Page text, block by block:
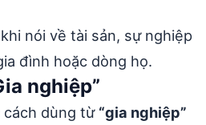
khi nói về tài sản, sự nghiệp
đình hoặc dòng họ.
nghiệp”
cách dùng từ “gia nghiệp”